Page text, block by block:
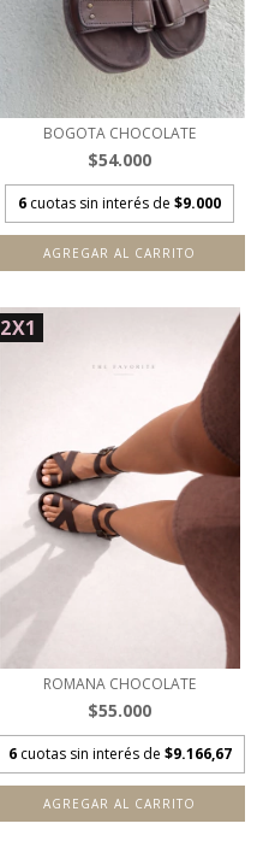
BOGOTA CHOCOLATE
$54.000
6 cuotas sin interés de $9.000
AGREGAR AL CARRITO
2X1
ROMANA CHOCOLATE
$55.000
6 cuotas sin interés de $9.166,67
AGREGAR AL CARRITO